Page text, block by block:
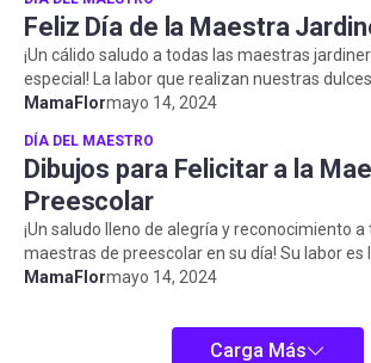
Feliz Día de la Maestra
¡Un cálido saludo a todas las maestras
especial! La labor que realizan nuestras
nivel inicial e...
MamaFlormayo 14, 2024
DÍA DEL MAESTRO
Dibujos para Felicitar a la
Preescolar
¡Un saludo lleno de alegría y reconocimiento a
maestras de preescolar en su día! Su labor es
nutre el futuro de n...
MamaFlormayo 14, 2024
Carga Más